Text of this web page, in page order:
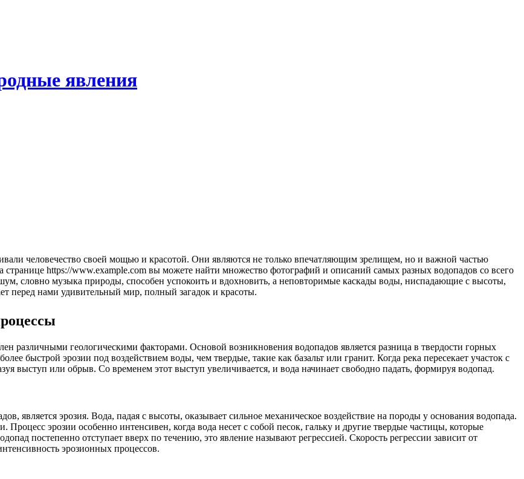
явления
https://www.example.com вы можете найти множество фотографий и описаний самых разных водопадов со всего
словно музыка природы, способен успокоить и вдохновить, а неповторимые каскады воды, ниспадающие с высоты,
перед нами удивительный мир, полный загадок и красоты.
различными геологическими факторами. Основой возникновения водопадов является разница в твердости горных
быстрой эрозии под воздействием воды, чем твердые, такие как базальт или гранит. Когда река пересекает участок с
выступ или обрыв. Со временем этот выступ увеличивается, и вода начинает свободно падать, формируя водопад.
является эрозия. Вода, падая с высоты, оказывает сильное механическое воздействие на породы у основания водопада.
эрозии особенно интенсивен, когда вода несет с собой песок, гальку и другие твердые частицы, которые
постепенно отступает вверх по течению, это явление называют регрессией. Скорость регрессии зависит от
эрозионных процессов.